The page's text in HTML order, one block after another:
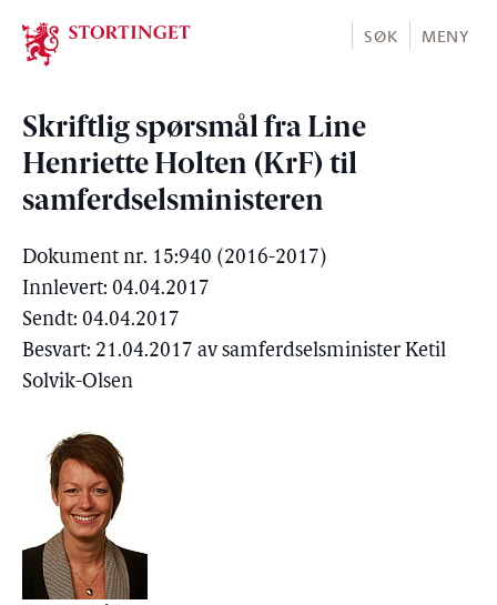
Stortinget.no
SØK MENY
Skriftlig spørsmål fra Line
Henriette Holten (KrF) til
samferdselsministeren
Dokument nr. 15:940 (2016-2017)
Innlevert: 04.04.2017
Sendt: 04.04.2017
Besvart: 21.04.2017 av samferdselsminister Ketil
Solvik-Olsen